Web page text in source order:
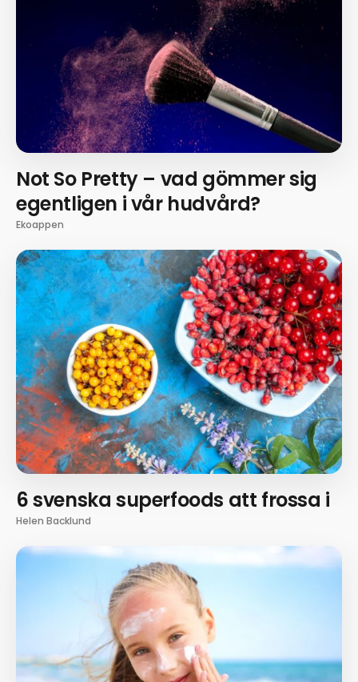
Not So Pretty – vad gömmer sig
egentligen i vår hudvård?
Ekoappen
6 svenska superfoods att frossa i
Helen Backlund